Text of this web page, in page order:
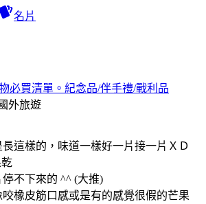
名片
必買清單。紀念品/伴手禮/戰利品
國外旅遊
這樣的，味道一樣好一片接一片ＸＤ
乾
不下來的 ^^ (大推)
橡皮筋口感或是有的感覺很假的芒果